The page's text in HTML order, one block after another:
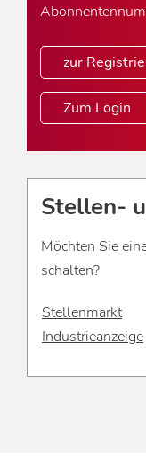
zur
Zum Login
Stellen-
Möchten Sie
schalten?
Stellenmarkt
Industrieanzeige